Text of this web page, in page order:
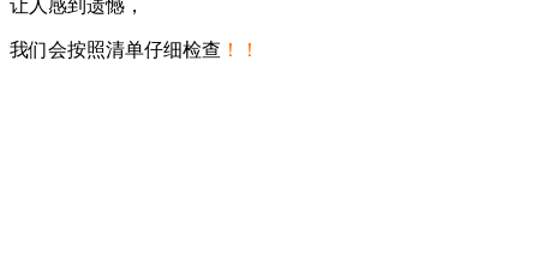
让人感到遗憾，
我们会按照清单仔细检查 ！！